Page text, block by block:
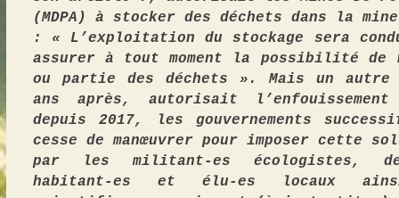
(MDPA) à stocker des déchets dans la
: « L’exploitation du stockage sera
assurer à tout moment la possibilité
ou partie des déchets » . Mais un
ans après, autorisait
depuis 2017, les gouvernements
cesse de manœuvrer pour imposer cette
par les militant-es écologistes, de
habitant-es et élu-es locaux